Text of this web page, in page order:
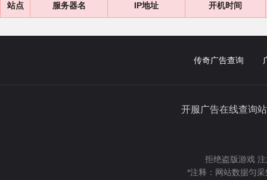
站点 服务器名 IP地址 开机时间
传奇广告查询
开服广告在线查
拒绝盗版游戏
*注释：网站数据匀